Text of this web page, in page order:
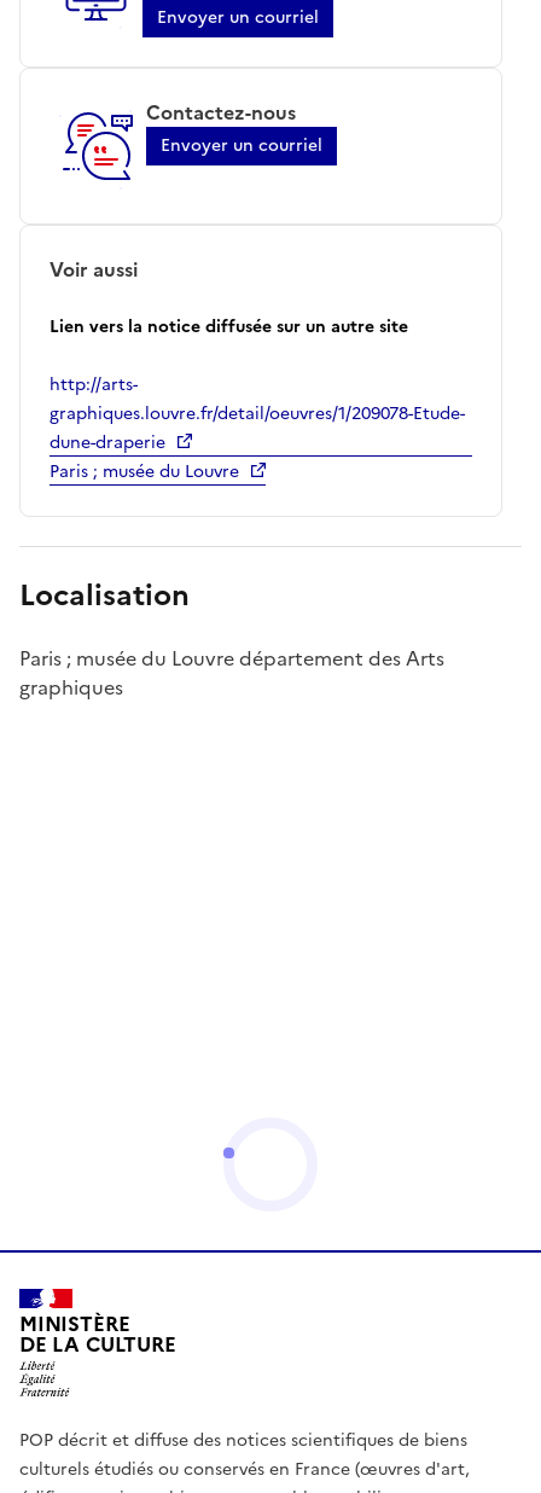
Envoyer un courriel
Contactez-nous
Envoyer un courriel
Voir aussi
Lien vers la notice diffusée sur un autre site
http://arts-
graphiques.louvre.fr/detail/oeuvres/1/209078-Etude-
dune-draperie
Paris ; musée du Louvre
Localisation
Paris ; musée du Louvre département des Arts
graphiques
MINISTÈRE
DE LA CULTURE
POP décrit et diffuse des notices scientifiques de biens
culturels étudiés ou conservés en France (œuvres d'art,